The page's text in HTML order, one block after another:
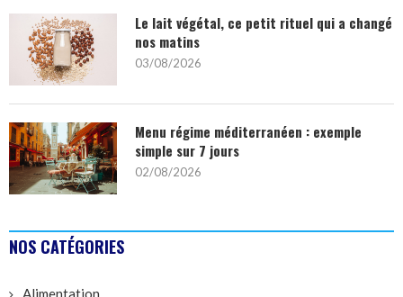
Le lait végétal, ce petit rituel qui a changé
nos matins
03/08/2026
Menu régime méditerranéen : exemple
simple sur 7 jours
02/08/2026
NOS CATÉGORIES
Alimentation